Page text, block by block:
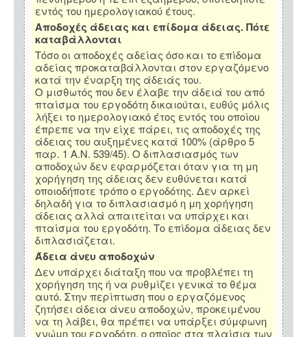
εντός του ημερολογιακού έτους.
Αποδοχές άδειας και επίδομα άδειας. Πότε
καταβάλλονται
Τόσο οι αποδοχές αδείας όσο και το επίδομα
αδείας προκαταβάλλονται στον εργαζόμενο
κατά την έναρξη της άδειάς του.
Ο μισθωτός που δεν έλαβε την άδειά του από
πταίσμα του εργοδότη δικαιούται, ευθύς μόλις
λήξει το ημερολογιακό έτος εντός του οποίου
έπρεπε να την είχε πάρει, τις αποδοχές της
άδειας του αυξημένες κατά 100% (άρθρο 5
παρ. 1 Α.Ν. 539/45). Ο διπλασιασμός των
αποδοχών δεν εφαρμόζεται όταν για τη μη
χορήγηση της άδειας δεν ευθύνεται κατά
οποιοδήποτε τρόπο ο εργοδότης. Δεν αρκεί
δηλαδή για το διπλασιασμό η μη χορήγηση
άδειας αλλά απαιτείται να υπάρχει και
πταίσμα του εργοδότη. Το επίδομα άδειας δεν
διπλασιάζεται.
Άδεια άνευ αποδοχών
Δεν υπάρχει διάταξη που να προβλέπει τη
χορήγηση της ή να ρυθμίζει γενικά το θέμα
αυτό. Στην περίπτωση που ο εργαζόμενος
ζητήσει άδεια άνευ αποδοχών, προκειμένου
να τη λάβει, θα πρέπει να υπάρξει σύμφωνη
γνώμη του εργοδότη, ο οποίος στα πλαίσια των